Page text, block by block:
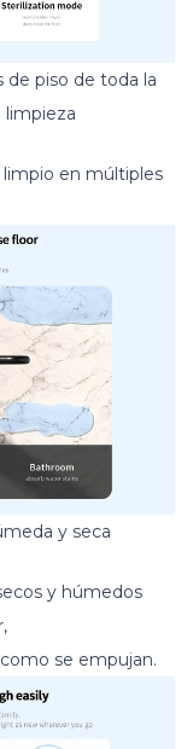
de piso de toda la
limpieza
limpio en múltiples
y seca
y húmedos
se empujan.